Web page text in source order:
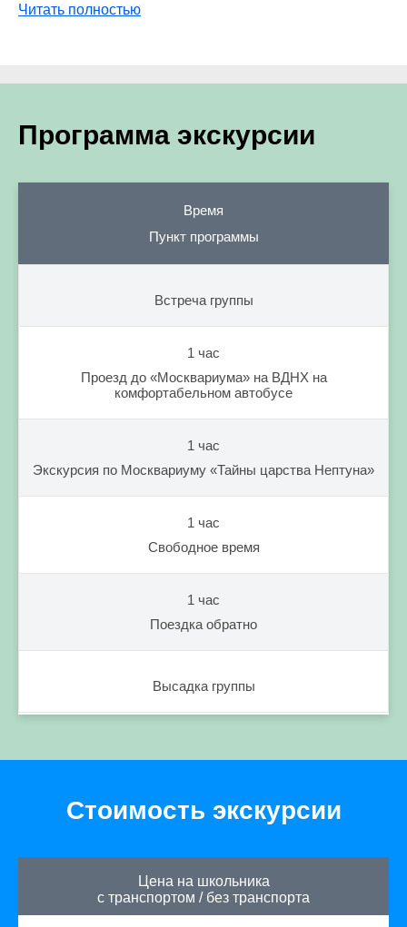
Читать полностью
Программа экскурсии
Время
Пункт программы
Встреча группы
1 час
Проезд до «Москвариума» на ВДНХ на
комфортабельном автобусе
1 час
Экскурсия по Москвариуму «Тайны царства Нептуна»
1 час
Свободное время
1 час
Поездка обратно
Высадка группы
Стоимость экскурсии
Цена на школьника
с транспортом / без транспорта